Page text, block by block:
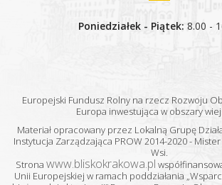
Poniedziałek - Piątek: 8.00 -
Europejski Fundusz Rolny na rzecz Rozwoju
Europa inwestująca w obszary
Materiał opracowany przez Lokalną Grupę
Instytucja Zarządzająca PROW 2014-2020 -
Wsi.
Strona www.bliskokrakowa.pl
Unii Europejskiej w ramach poddziałania